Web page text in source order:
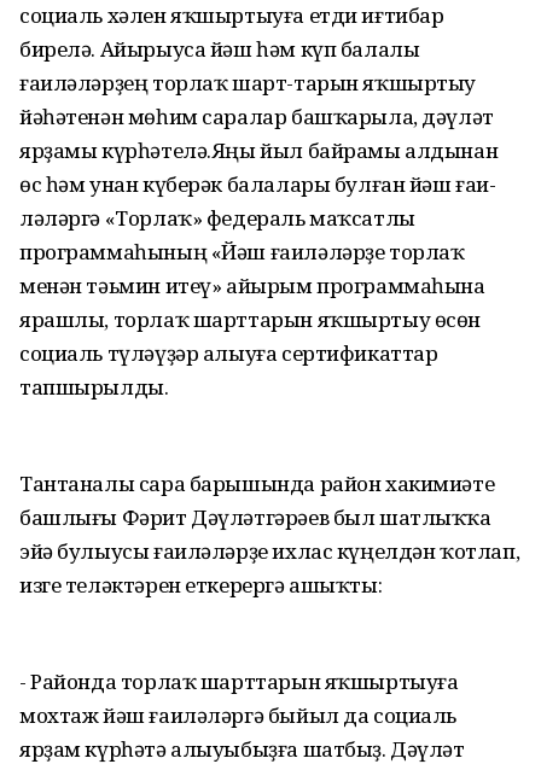
социаль хәлен яҡшыртыуға етди иғтибар
бирелә. Айырыуса йәш һәм күп балалы
ғаиләләрҙең торлаҡ шарт-тарын яҡшыртыу
йәһәтенән мөһим саралар башҡарыла, дәүләт
ярҙамы күрһәтелә.Яңы йыл байрамы алдынан
өс һәм унан күберәк балалары булған йәш ғаи-
ләләргә «Торлаҡ» федераль маҡсатлы
программаһының «Йәш ғаиләләрҙе торлаҡ
менән тәьмин итеү» айырым программаһына
ярашлы, торлаҡ шарттарын яҡшыртыу өсөн
социаль түләүҙәр алыуға сертификаттар
тапшырылды.
Тантаналы сара барышында район хакимиәте
башлығы Фәрит Дәүләтгәрәев был шатлыҡҡа
эйә булыусы ғаиләләрҙе ихлас күңелдән ҡотлап,
изге теләктәрен еткерергә ашыҡты:
- Районда торлаҡ шарттарын яҡшыртыуға
мохтаж йәш ғаиләләргә быйыл да социаль
ярҙам күрһәтә алыуыбыҙға шатбыҙ. Дәүләт